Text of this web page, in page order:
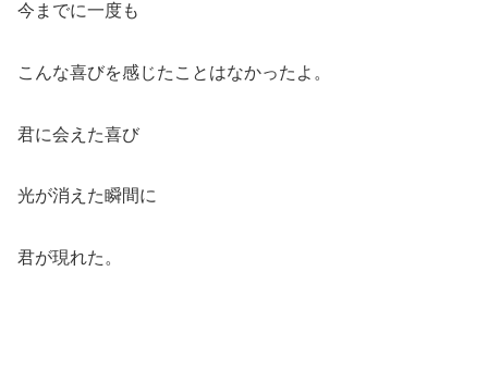
今までに一度も
こんな喜びを感じたことはなかったよ。
君に会えた喜び
光が消えた瞬間に
君が現れた。